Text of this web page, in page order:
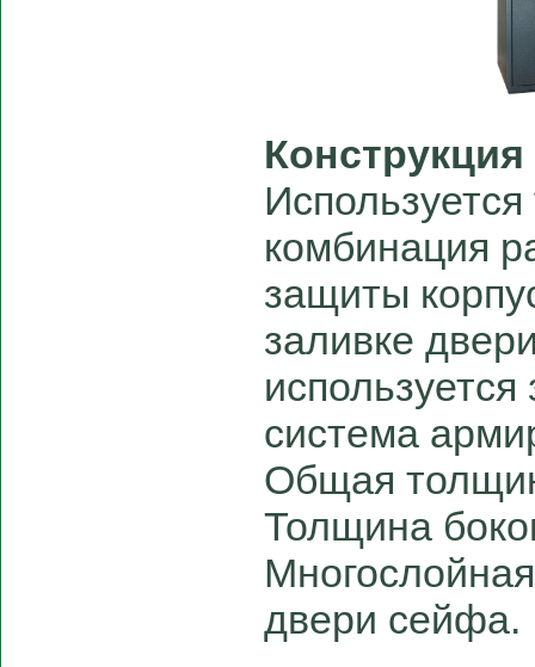
Конструкция
комбинация
защиты
заливке
система
Общая
Толщина
двери сейфа.